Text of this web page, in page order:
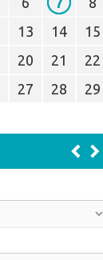
13 14
15
20 21
22
27 28
29